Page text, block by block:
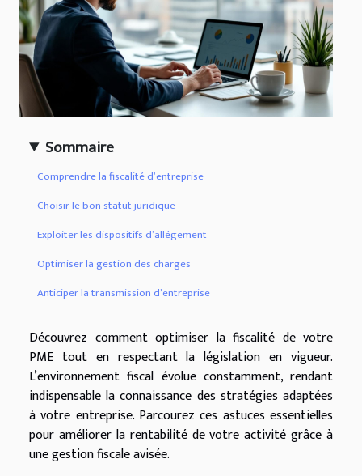
Sommaire
Comprendre la fiscalité d’entreprise
Choisir le bon statut juridique
Exploiter les dispositifs d’allégement
Optimiser la gestion des charges
Anticiper la transmission d’entreprise
Découvrez comment optimiser la fiscalité de votre
PME tout en respectant la législation en vigueur.
L’environnement fiscal évolue constamment, rendant
indispensable la connaissance des stratégies adaptées
à votre entreprise. Parcourez ces astuces essentielles
pour améliorer la rentabilité de votre activité grâce à
une gestion fiscale avisée.